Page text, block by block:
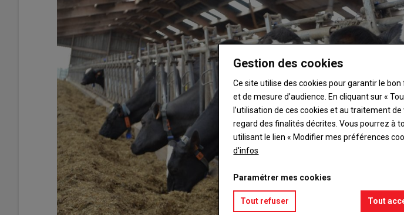
Gestion des cookies
Ce site utilise des cookies pour garantir le
et de mesure d’audience. En cliquant sur «
l’utilisation de ces cookies et au traitement
regard des finalités décrites. Vous pourrez à
utilisant le lien « Modifier mes préférences
d'infos
Paramétrer mes cookies
Tout refuser Tout